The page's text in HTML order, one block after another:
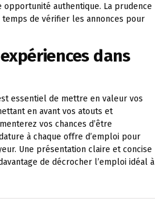
authentique. La prudence
temps de vérifier les annonces pour
dans
essentiel de mettre en valeur vos
en avant vos atouts et
vos chances d’être
à chaque offre d’emploi pour
Une présentation claire et concise
de décrocher l’emploi idéal à